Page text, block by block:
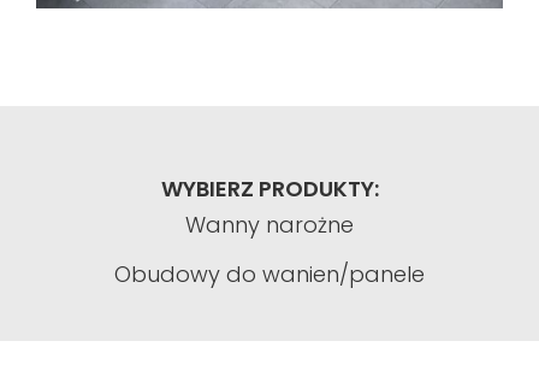
WYBIERZ PRODUKTY:
Wanny narożne
Obudowy do wanien/panele